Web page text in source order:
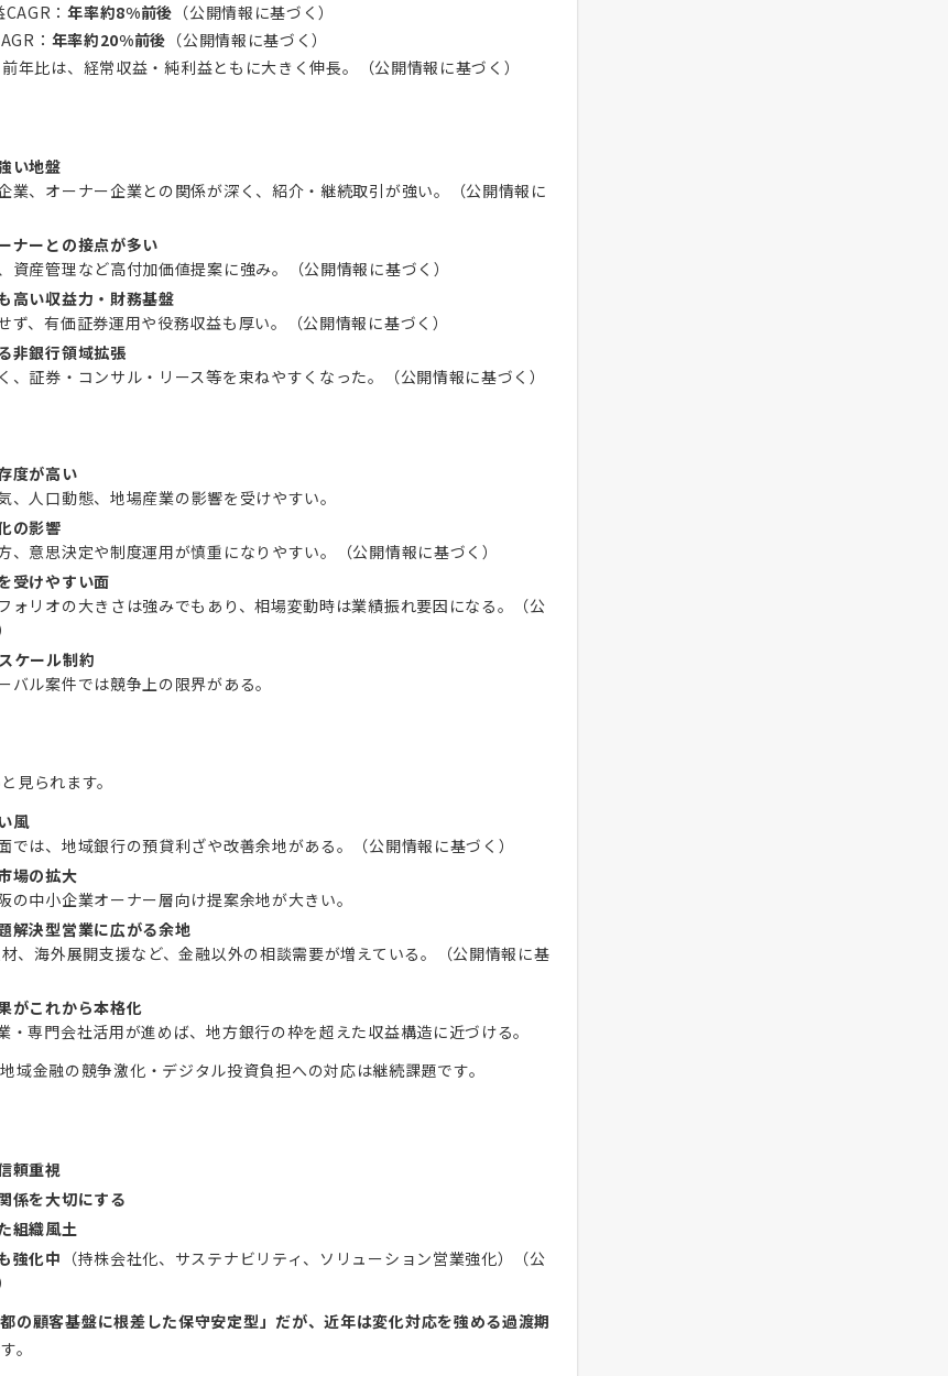
：年率約8%前後 （公開情報に基づく）
： 年率約20%前後 （公開情報に基づく）
年比は、経常収益・純利益ともに大きく伸長。（公開情報に基づく）
い地盤
業、オーナー企業との関係が深く、紹介・継続取引が強い。（公開情報に
ナーとの接点が多い
資産管理など高付加価値提案に強み。（公開情報に基づく）
高い収益力・財務基盤
ず、有価証券運用や役務収益も厚い。（公開情報に基づく）
非銀行領域拡張
、証券・コンサル・リース等を束ねやすくなった。（公開情報に基づく）
度が高い
、人口動態、地場産業の影響を受けやすい。
の影響
、意思決定や制度運用が慎重になりやすい。（公開情報に基づく）
受けやすい面
ォリオの大きさは強みでもあり、相場変動時は業績振れ要因になる。（公
ケール制約
バル案件では競争上の限界がある。
見られます。
風
では、地域銀行の預貸利ざや改善余地がある。（公開情報に基づく）
場の拡大
の中小企業オーナー層向け提案余地が大きい。
解決型営業に広がる余地
、海外展開支援など、金融以外の相談需要が増えている。（公開情報に基
がこれから本格化
・専門会社活用が進めば、地方銀行の枠を超えた収益構造に近づける。
域金融の競争激化・デジタル投資負担への対応は継続課題です。
頼重視
係を大切にする
組織風土
強化中 （持株会社化、サステナビリティ、ソリューション営業強化）（公
都の顧客基盤に根差した保守安定型」だが、近年は変化対応を強める過渡期
。